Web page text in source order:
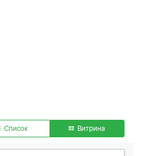
Список Витрина